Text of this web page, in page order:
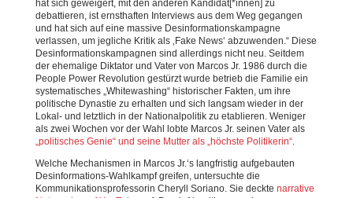
hat sich geweigert, mit den anderen Kandidat[*innen] zu
debattieren, ist ernsthaften Interviews aus dem Weg gegangen
und hat sich auf eine massive Desinformationskampagne
verlassen, um jegliche Kritik als ‚Fake News‘ abzuwenden.“ Diese
Desinformationskampagnen sind allerdings nicht neu. Seitdem
der ehemalige Diktator und Vater von Marcos Jr. 1986 durch die
People Power Revolution gestürzt wurde betrieb die Familie ein
systematisches „Whitewashing“ historischer Fakten, um ihre
politische Dynastie zu erhalten und sich langsam wieder in der
Lokal- und letztlich in der Nationalpolitik zu etablieren. Weniger
als zwei Wochen vor der Wahl lobte Marcos Jr. seinen Vater als
„politisches Genie“ und seine Mutter als „höchste Politikerin“.
Welche Mechanismen in Marcos Jr.‘s langfristig aufgebauten
Desinformations-Wahlkampf greifen, untersuchte die
Kommunikationsprofessorin Cheryll Soriano. Sie deckte narrative